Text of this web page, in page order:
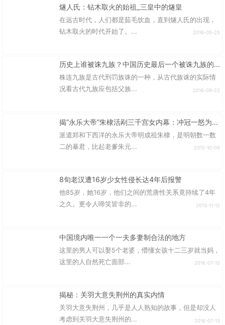
燧人氏：钻木取火的始祖_三皇中的燧皇
在远古时代，人们都是茹毛饮血，直到燧人氏的出现，
钻木取火的时代开始了。...
2016-05-25
历史上谁被诛九族？中国历史最后一个被诛九族的丞相
株连九族是古代刑罚族诛的一种，从古代族诛的实际情
况看古代九族应包括父族...
2016-09-22
揭“永乐大帝”朱棣活剐三千宫女内幕：冲冠一怒为红颜
派遣郑和下西洋的永乐大帝明成祖朱棣，是明朝数一数
二的暴君，比起老爹朱元...
2015-10-09
8旬老汉遭16岁少女性侵长达4年后报警
他85岁，她16岁，他们之间的荒唐性关系竟持续了4年
之久。更令人啼笑皆非的...
2013-11-12
中国境内唯一一个一夫多妻制合法的地方
这里的男人可以娶5个老婆，懵懂女孩十二三岁就当妈，
这里的人自然死亡面部...
2016-07-15
揭秘：关羽大意失荆州的真实内情
关羽大意失荆州，几乎是人人熟知的故事，但是却没人
考虑到关羽大意失荆州的...
2016-07-13